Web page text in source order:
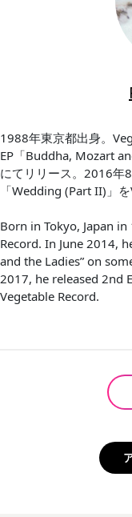
1988年東京都出身。
EP「Buddha, Mozart
にてリリース。2016年
「Wedding (Part II)」
Born in Tokyo, Japan
Record. In June 2014,
and the Ladies” on
2017, he released 2nd
Vegetable Record.